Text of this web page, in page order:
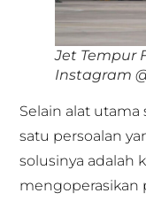
Jet Tempur
Instagram
Selain alat utama
satu persoalan
solusinya adalah
mengoperasikan